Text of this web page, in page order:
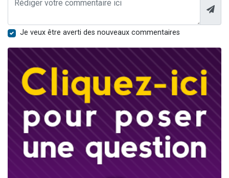
Je veux être averti des nouveaux commentaires